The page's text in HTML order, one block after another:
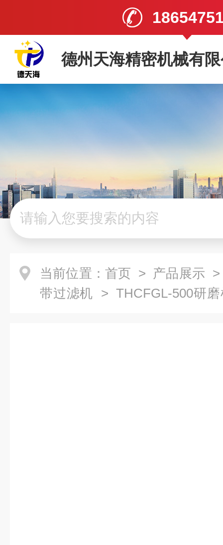
德州天海精密机械有
当前位置： 首页 > 产品展示
带过滤机 > THCFGL-500研